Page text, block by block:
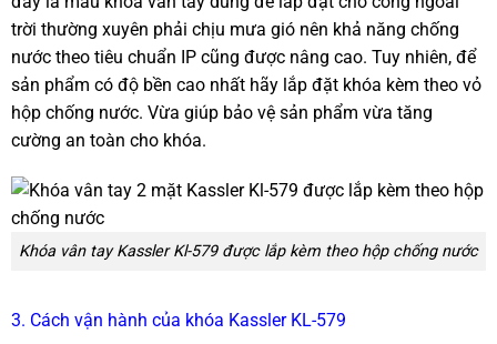
trời thường xuyên phải chịu mưa gió nên khả năng chống
nước theo tiêu chuẩn IP cũng được nâng cao. Tuy nhiên, để
sản phẩm có độ bền cao nhất hãy lắp đặt khóa kèm theo vỏ
hộp chống nước. Vừa giúp bảo vệ sản phẩm vừa tăng
cường an toàn cho khóa.
Khóa vân tay Kassler Kl-579 được lắp kèm theo hộp chống nước
3. Cách vận hành của khóa Kassler KL-579